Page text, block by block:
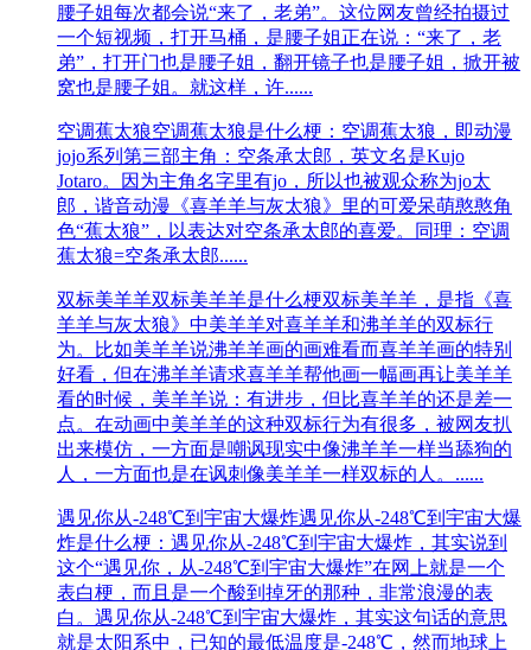
腰子姐每次都会说“来了，老弟”。这位网友曾经拍摄过
一个短视频，打开马桶，是腰子姐正在说：“来了，老
弟”，打开门也是腰子姐，翻开镜子也是腰子姐，掀开被
窝也是腰子姐。就这样，许......
空调蕉太狼空调蕉太狼是什么梗：空调蕉太狼，即动漫
jojo系列第三部主角：空条承太郎，英文名是Kujo
Jotaro。因为主角名字里有jo，所以也被观众称为jo太
郎，谐音动漫《喜羊羊与灰太狼》里的可爱呆萌憨憨角
色“蕉太狼”，以表达对空条承太郎的喜爱。同理：空调
蕉太狼=空条承太郎......
双标美羊羊双标美羊羊是什么梗双标美羊羊，是指‌‌‌‌‌‌‌‌‌‌‌‌‌‌《喜
羊羊与灰太狼》中美羊羊对喜羊羊和沸羊羊的双标行
为。比如美羊羊说沸羊羊画的画难看而喜羊羊画的特别
好看，但在沸羊羊请求喜羊羊帮他画一幅画再让美羊羊
看的时候，美羊羊说：有进步，但比喜羊羊的还是差一
点。在动画中美羊羊的这种双标行为有很多，被网友扒
出来模仿，一方面是嘲讽现实中像沸羊羊一样当舔狗的
人，一方面也是在讽刺像美羊羊一样双标的人。......
遇见你从-248℃到宇宙大爆炸遇见你从-248℃到宇宙大爆
炸是什么梗：遇见你从-248℃到宇宙大爆炸，其实说到
这个“遇见你，从-248℃到宇宙大爆炸”在网上就是一个
表白梗，而且是一个酸到掉牙的那种，非常浪漫的表
白。遇见你从-248℃到宇宙大爆炸，其实这句话的意思
就是太阳系中，已知的最低温度是-248℃，然而地球上